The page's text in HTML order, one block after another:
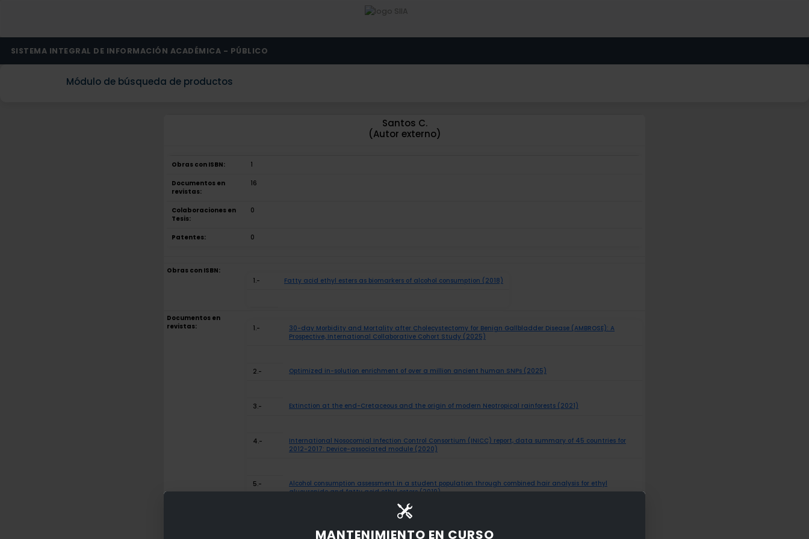
MANTENIMIENTO EN CURSO
SISTEMA INTEGRAL DE INFORMACIÓN ACADÉMICA - PÚBLICO
Módulo de búsqueda de productos
Santos C.
(Autor externo)
Obras con ISBN: 1
Documentos en
revistas:
16
Colaboraciones en
Tesis:
0
Patentes: 0
Obras con ISBN:
1.-
Fatty acid ethyl esters as biomarkers of alcohol consumption (2018)
Documentos en
revistas:
1.-
30-day Morbidity and Mortality after Cholecystectomy for Benign Gallbladder Disease (AMBROSE): A
Prospective, International Collaborative Cohort Study (2025)
2.- Optimized in-solution enrichment of over a million ancient human SNPs (2025)
3.- Extinction at the end-Cretaceous and the origin of modern Neotropical rainforests (2021)
4.-
International Nosocomial Infection Control Consortium (INICC) report, data summary of 45 countries for
2012-2017: Device-associated module (2020)
5.-
Alcohol consumption assessment in a student population through combined hair analysis for ethyl
glucuronide and fatty acid ethyl esters (2019)